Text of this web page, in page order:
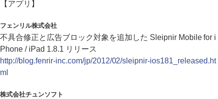
【アプリ】
フェンリル株式会社
不具合修正と広告ブロック対象を追加した Sleipnir Mobile for i
Phone / iPad 1.8.1 リリース
http://blog.fenrir-inc.com/jp/2012/02/sleipnir-ios181_released.ht
ml
株式会社チュンソフト